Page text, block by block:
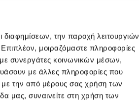
διαφημίσεων, την παροχή λειτουργιών
μοιραζόμαστε πληροφορίες
συνεργάτες κοινωνικών μέσων,
με άλλες πληροφορίες που
με την από μέρους σας χρήση των
μας, συναινείτε στη χρήση των